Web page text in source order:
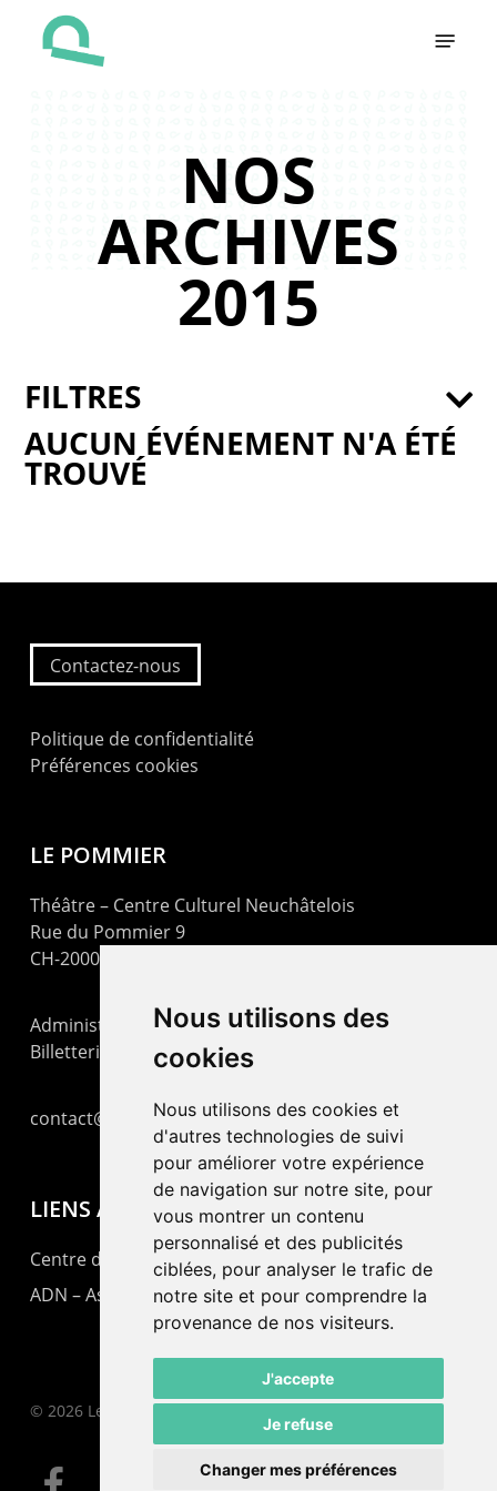
Nous utilisons des
cookies
Nous utilisons des cookies et
d'autres technologies de suivi
pour améliorer votre expérience
de navigation sur notre site, pour
vous montrer un contenu
personnalisé et des publicités
ciblées, pour analyser le trafic de
notre site et pour comprendre la
provenance de nos visiteurs.
J'accepte
Je refuse
Changer mes préférences
NOS
ARCHIVES
2015
AUCUN ÉVÉNEMENT N'A ÉTÉ
TROUVÉ
FILTRES
Contactez-nous
Politique de confidentialité
Préférences cookies
LE POMMIER
Théâtre – Centre Culturel Neuchâtelois
Rue du Pommier 9
CH-2000 Neuchâtel
Administration : +41 32 725 03 03
Billetterie : +41 32 725 05 05
contact@lepommier.ch
LIENS AMIS
Centre de culture ABC
ADN – Association Danse Neuchâtel
© 2026 Le Pommier.
facebook email